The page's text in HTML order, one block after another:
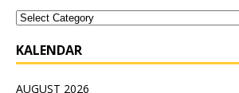
KALENDAR
AUGUST 2026